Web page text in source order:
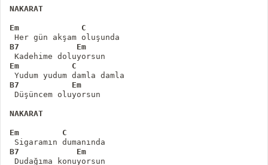
NAKARAT
Em             C
B7            Em
Em           C
B7           Em
Düşüncem oluyorsun
NAKARAT
Em         C
B7            Em